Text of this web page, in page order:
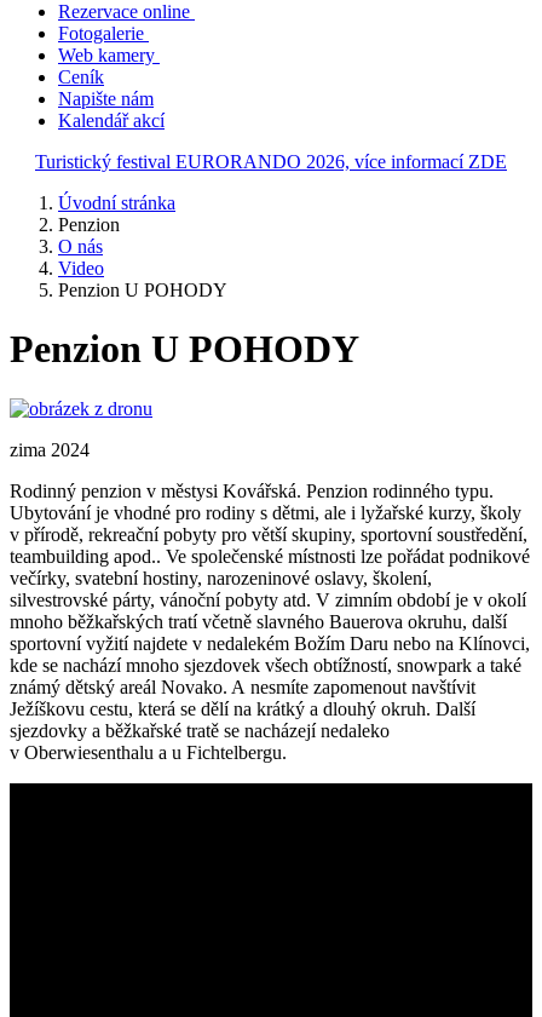
Rezervace online
Fotogalerie
Web kamery
Ceník
Napište nám
Kalendář akcí
Turistický festival EURORANDO 2026, více informací ZDE
Úvodní stránka
Penzion
O nás
Video
Penzion U POHODY
Penzion U POHODY
zima 2024
Rodinný penzion v městysi Kovářská. Penzion rodinného typu.
Ubytování je vhodné pro rodiny s dětmi, ale i lyžařské kurzy, školy
v přírodě, rekreační pobyty pro větší skupiny, sportovní soustředění,
teambuilding apod.. Ve společenské místnosti lze pořádat podnikové
večírky, svatební hostiny, narozeninové oslavy, školení,
silvestrovské párty, vánoční pobyty atd. V zimním období je v okolí
mnoho běžkařských tratí včetně slavného Bauerova okruhu, další
sportovní vyžití najdete v nedalekém Božím Daru nebo na Klínovci,
kde se nachází mnoho sjezdovek všech obtížností, snowpark a také
známý dětský areál Novako. A nesmíte zapomenout navštívit
Ježíškovu cestu, která se dělí na krátký a dlouhý okruh. Další
sjezdovky a běžkařské tratě se nacházejí nedaleko
v Oberwiesenthalu a u Fichtelbergu.